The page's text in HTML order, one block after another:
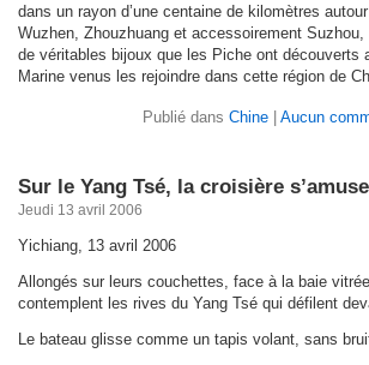
dans un rayon d’une centaine de kilomètres
Wuzhen, Zhouzhuang et accessoirement
de véritables bijoux que les Piche ont découverts
Marine venus les rejoindre dans cette région de
Publié dans Chine Aucun
Sur le Yang Tsé, la croisière
Jeudi 13 avril 2006
Yichiang, 13 avril 2006
Allongés sur leurs couchettes, face à la baie
contemplent les rives du Yang Tsé qui défilent
Le bateau glisse comme un tapis volant, sans